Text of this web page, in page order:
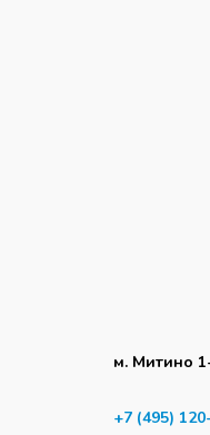
м. Митино
+7 (495)